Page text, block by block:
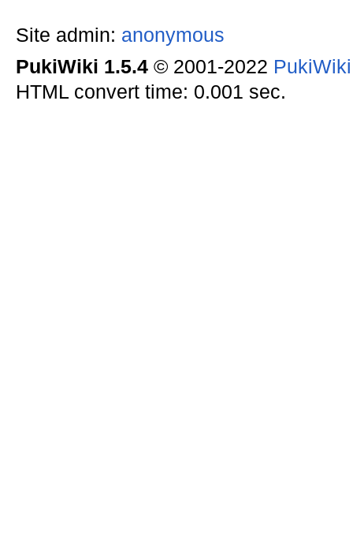
Site admin: anonymous
PukiWiki 1.5.4© 2001-2022
HTML convert time: 0.001 sec.